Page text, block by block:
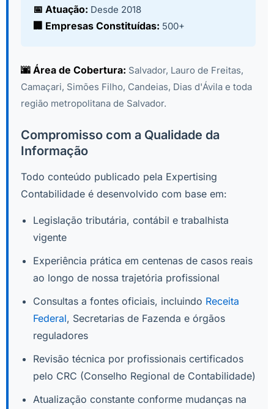
📅 Atuação: Desde 2018
🏢 Empresas Constituídas: 500+
🌆 Área de Cobertura: Salvador, Lauro de Freitas,
Camaçari, Simões Filho, Candeias, Dias d'Ávila e toda
região metropolitana de Salvador.
Compromisso com a Qualidade da
Informação
Todo conteúdo publicado pela Expertising
Contabilidade é desenvolvido com base em:
Legislação tributária, contábil e trabalhista
vigente
Experiência prática em centenas de casos reais
ao longo de nossa trajetória profissional
Consultas a fontes oficiais, incluindo Receita
Federal, Secretarias de Fazenda e órgãos
reguladores
Revisão técnica por profissionais certificados
pelo CRC (Conselho Regional de Contabilidade)
Atualização constante conforme mudanças na